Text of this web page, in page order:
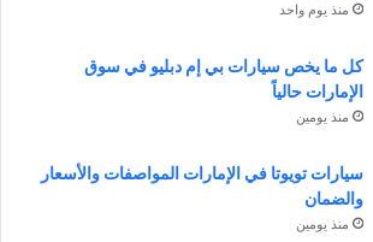
منذ يوم واحد
كل ما يخص سيارات بي إم دبليو في سوق
الإمارات حالياً
منذ يومين
سيارات تويوتا في الإمارات المواصفات والأسعار
والضمان
منذ يومين